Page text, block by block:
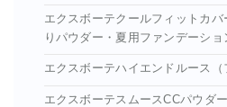
エクスボーテクールフィットカ
りパウダー・夏用ファンデーショ
エクスボーテハイエンドルース（
エクスボーテスムースCCパウダー